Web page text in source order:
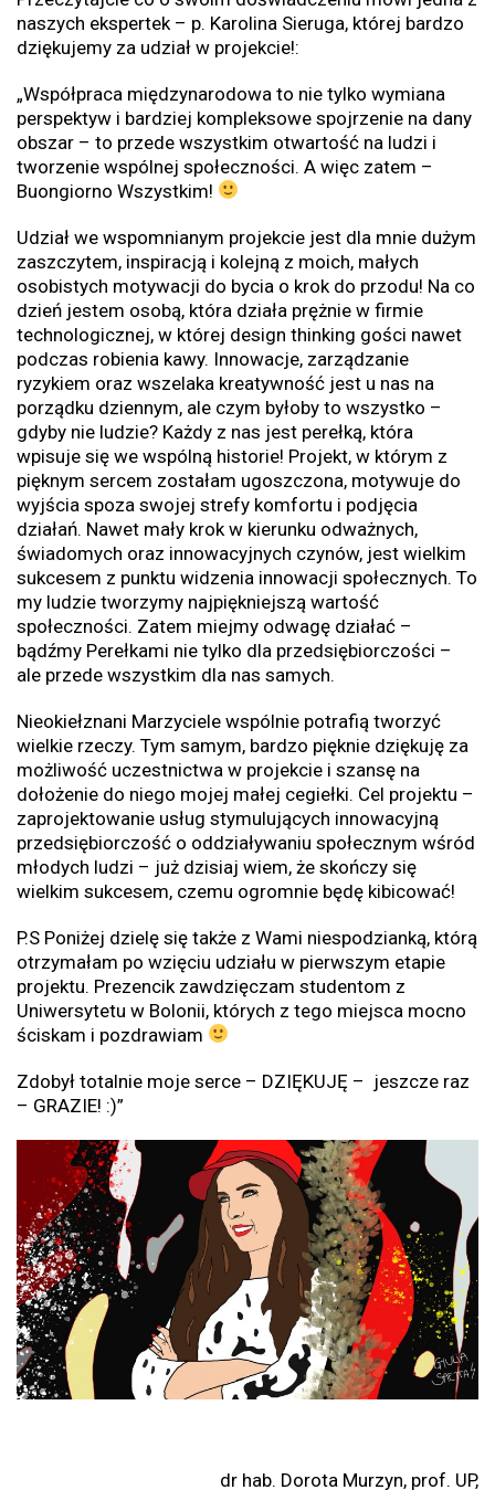
naszych ekspertek – p. Karolina Sieruga, której bardzo
dziękujemy za udział w projekcie!:
„Współpraca międzynarodowa to nie tylko wymiana
perspektyw i bardziej kompleksowe spojrzenie na dany
obszar – to przede wszystkim otwartość na ludzi i
tworzenie wspólnej społeczności. A więc zatem –
Buongiorno Wszystkim!
Udział we wspomnianym projekcie jest dla mnie dużym
zaszczytem, inspiracją i kolejną z moich, małych
osobistych motywacji do bycia o krok do przodu! Na co
dzień jestem osobą, która działa prężnie w firmie
technologicznej, w której design thinking gości nawet
podczas robienia kawy. Innowacje, zarządzanie
ryzykiem oraz wszelaka kreatywność jest u nas na
porządku dziennym, ale czym byłoby to wszystko –
gdyby nie ludzie? Każdy z nas jest perełką, która
wpisuje się we wspólną historie! Projekt, w którym z
pięknym sercem zostałam ugoszczona, motywuje do
wyjścia spoza swojej strefy komfortu i podjęcia
działań. Nawet mały krok w kierunku odważnych,
świadomych oraz innowacyjnych czynów, jest wielkim
sukcesem z punktu widzenia innowacji społecznych. To
my ludzie tworzymy najpiękniejszą wartość
społeczności. Zatem miejmy odwagę działać –
bądźmy Perełkami nie tylko dla przedsiębiorczości –
ale przede wszystkim dla nas samych.
Nieokiełznani Marzyciele wspólnie potrafią tworzyć
wielkie rzeczy. Tym samym, bardzo pięknie dziękuję za
możliwość uczestnictwa w projekcie i szansę na
dołożenie do niego mojej małej cegiełki. Cel projektu –
zaprojektowanie usług stymulujących innowacyjną
przedsiębiorczość o oddziaływaniu społecznym wśród
młodych ludzi – już dzisiaj wiem, że skończy się
wielkim sukcesem, czemu ogromnie będę kibicować!
P.S Poniżej dzielę się także z Wami niespodzianką, którą
otrzymałam po wzięciu udziału w pierwszym etapie
projektu. Prezencik zawdzięczam studentom z
Uniwersytetu w Bolonii, których z tego miejsca mocno
ściskam i pozdrawiam
Zdobył totalnie moje serce – DZIĘKUJĘ – jeszcze raz
– GRAZIE! :)”
dr hab. Dorota Murzyn, prof. UP,